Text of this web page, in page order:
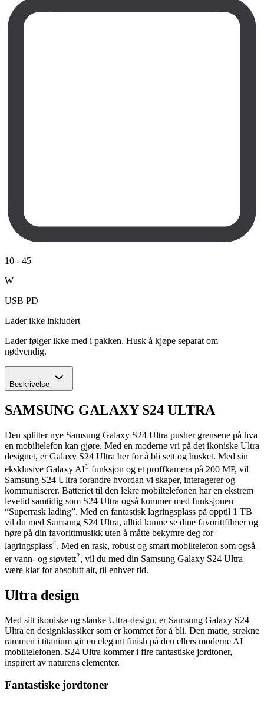
10 - 45
W
USB PD
Lader ikke inkludert
Lader følger ikke med i pakken. Husk å kjøpe separat om
nødvendig.
Beskrivelse
SAMSUNG GALAXY S24 ULTRA
Den splitter nye Samsung Galaxy S24 Ultra pusher grensene på hva
en mobiltelefon kan gjøre. Med en moderne vri på det ikoniske Ultra
designet, er Galaxy S24 Ultra her for å bli sett og husket. Med sin
eksklusive Galaxy AI1 funksjon og et proffkamera på 200 MP, vil
Samsung S24 Ultra forandre hvordan vi skaper, interagerer og
kommuniserer. Batteriet til den lekre mobiltelefonen har en ekstrem
levetid samtidig som S24 Ultra også kommer med funksjonen
“Superrask lading”. Med en fantastisk lagringsplass på opptil 1 TB
vil du med Samsung S24 Ultra, alltid kunne se dine favorittfilmer og
høre på din favorittmusikk uten å måtte bekymre deg for
lagringsplass4. Med en rask, robust og smart mobiltelefon som også
er vann- og støvtett2, vil du med din Samsung Galaxy S24 Ultra
være klar for absolutt alt, til enhver tid.
Ultra design
Med sitt ikoniske og slanke Ultra-design, er Samsung Galaxy S24
Ultra en designklassiker som er kommet for å bli. Den matte, strøkne
rammen i titanium gir en elegant finish på den ellers moderne AI
mobiltelefonen. S24 Ultra kommer i fire fantastiske jordtoner,
inspirert av naturens elementer.
Fantastiske jordtoner